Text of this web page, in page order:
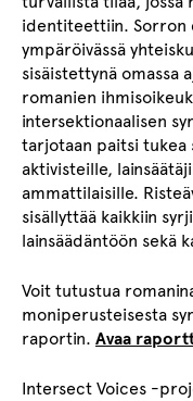
identiteettiin. Sorron
ympäröivässä
sisäistettynä omassa
romanien
intersektionaalisen
tarjotaan paitsi tukea
aktivisteille,
ammattilaisille.
sisällyttää kaikkiin
lainsäädäntöön sekä
Voit tutustua
moniperusteisesta
raportin. Avaa
Intersect Voices -